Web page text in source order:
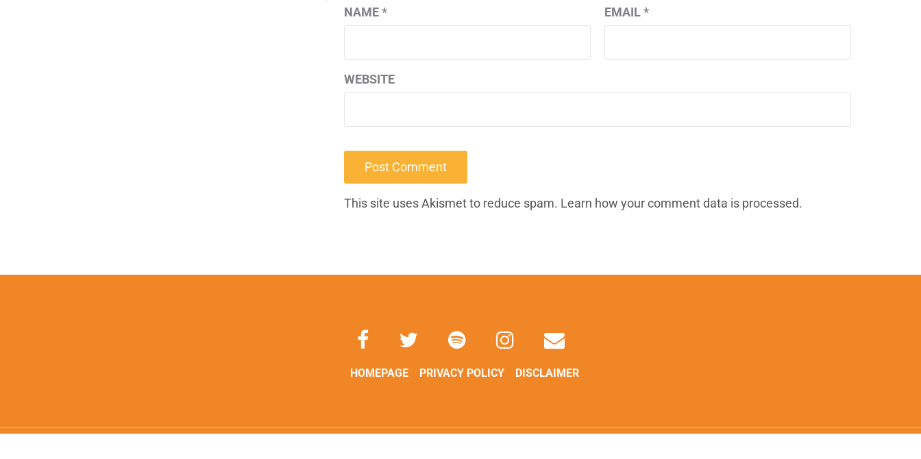
NAME* EMAIL*
WEBSITE
This site uses Akismet to reduce spam. Learn how your comment data is processed.
HOMEPAGE PRIVACY POLICY DISCLAIMER